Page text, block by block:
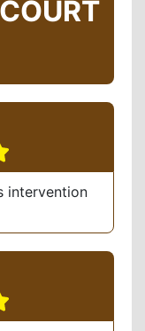
intervention